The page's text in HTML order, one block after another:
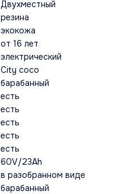
Двухместный
резина
экокожа
от 16 лет
электрический
City coco
барабанный
есть
есть
есть
есть
есть
60V/23Ah
в разобранном виде
барабанный